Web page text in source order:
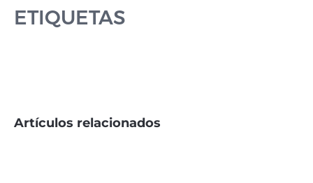
ETIQUETAS
Artículos relacionados